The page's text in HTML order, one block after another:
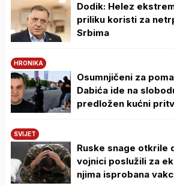
Dodik: Helez
priliku koristi za
Srbima
HRONIKA
Osumnjičeni za
Dabića ide na
predložen kućni
SVIJET
Ruske snage otkrile
vojnici poslužili za
njima isprobana